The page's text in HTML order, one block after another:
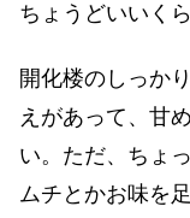
ちょうどいいく
開化楼のしっか
えがあって、甘
い。ただ、ちょ
ムチとかお味を